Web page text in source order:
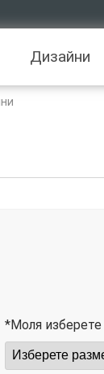
Дизайни
*Моля изберете